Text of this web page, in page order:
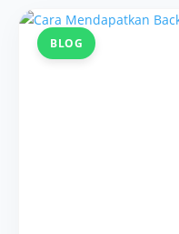
BLOG